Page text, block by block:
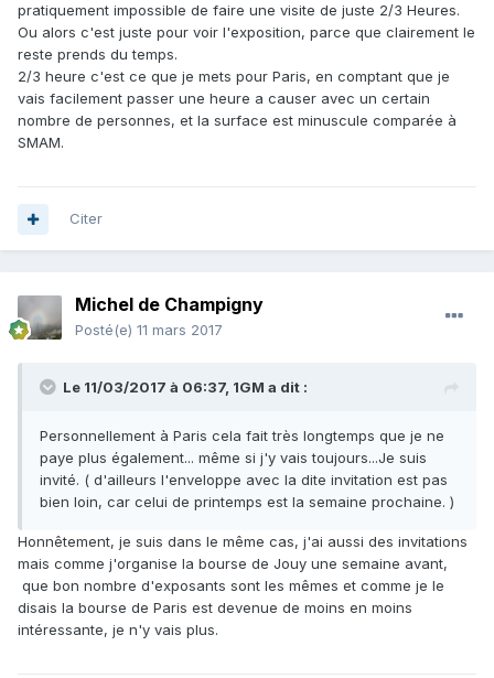
pratiquement impossible de faire une visite de juste 2/3 Heures.
Ou alors c'est juste pour voir l'exposition, parce que clairement le
reste prends du temps.
2/3 heure c'est ce que je mets pour Paris, en comptant que je
vais facilement passer une heure a causer avec un certain
nombre de personnes, et la surface est minuscule comparée à
SMAM.
Citer
Michel de Champigny
Posté(e) 11 mars 2017
Le 11/03/2017 à 06:37, 1GM a dit :
Personnellement à Paris cela fait très longtemps que je ne
paye plus également... même si j'y vais toujours...Je suis
invité. ( d'ailleurs l'enveloppe avec la dite invitation est pas
bien loin, car celui de printemps est la semaine prochaine. )
Honnêtement, je suis dans le même cas, j'ai aussi des invitations
mais comme j'organise la bourse de Jouy une semaine avant,
que bon nombre d'exposants sont les mêmes et comme je le
disais la bourse de Paris est devenue de moins en moins
intéressante, je n'y vais plus.